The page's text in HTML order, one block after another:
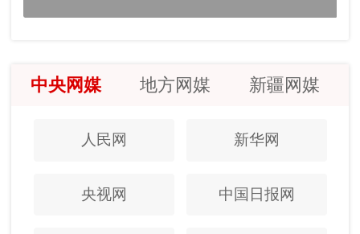
中央网媒 地方网媒 新疆网媒
人民网 新华网
央视网 中国日报网